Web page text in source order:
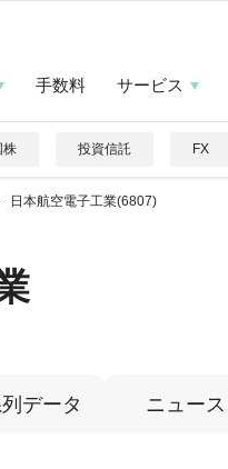
手数料 サービス
株 投資信託 FX
日本航空電子工業(6807)
データ ニュース